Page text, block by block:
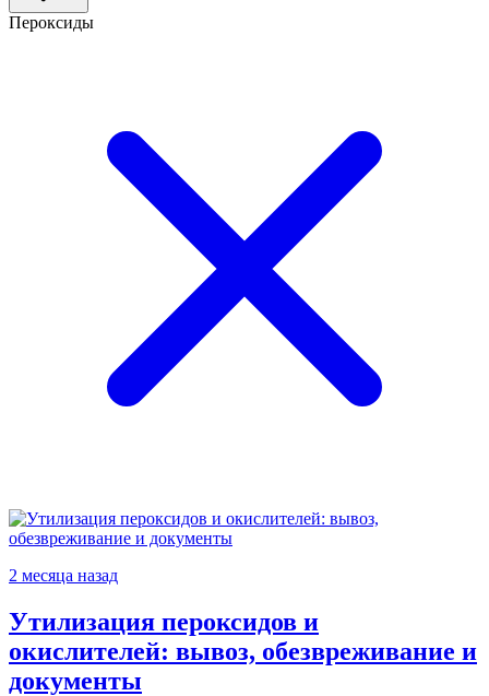
Пероксиды
2 месяца назад
Утилизация пероксидов и
окислителей: вывоз, обезвреживание и
документы